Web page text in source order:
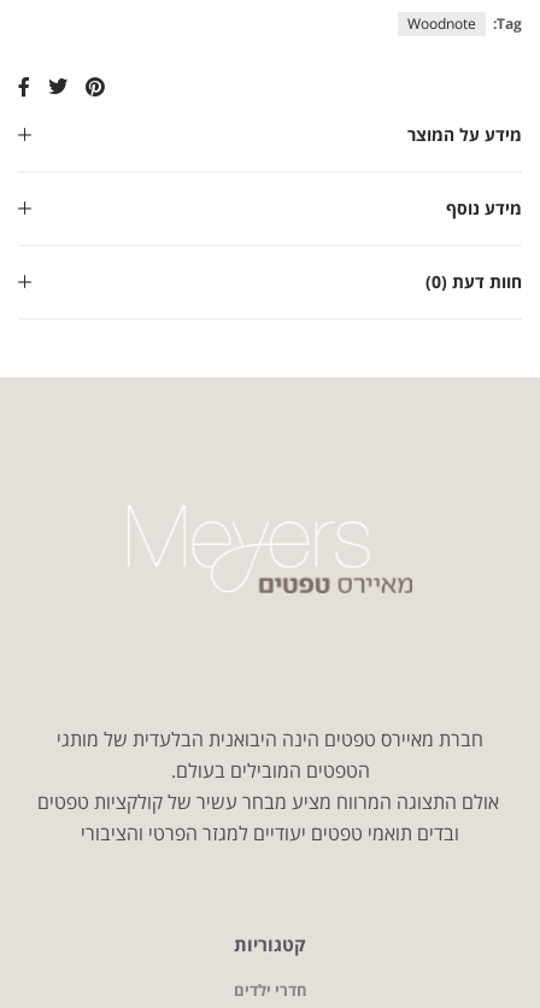
מידע על המוצר
מידע נוסף
חוות דעת (0)
Tag:
Woodnote
חברת מאיירס טפטים הינה היבואנית הבלעדית של מותגי
הטפטים המובילים בעולם.
אולם התצוגה המרווח מציע מבחר עשיר של קולקציות טפטים
ובדים תואמי טפטים יעודיים למגזר הפרטי והציבורי
קטגוריות
חדרי ילדים